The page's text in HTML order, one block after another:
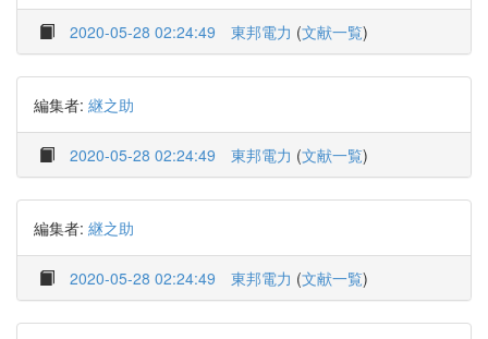
2020-05-28 02:24:49 東邦電力 (文献一覧)
編集者: 継之助
2020-05-28 02:24:49 東邦電力 (文献一覧)
編集者: 継之助
2020-05-28 02:24:49 東邦電力 (文献一覧)